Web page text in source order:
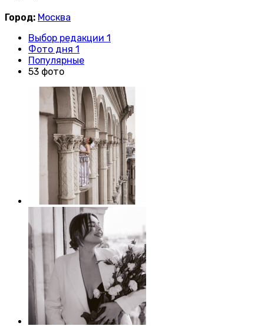
Город: Москва
Выбор редакции 1
Фото дня 1
Популярные
53 фото